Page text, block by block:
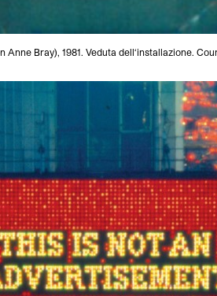
Bray), 1981. Veduta dell‘installazione.